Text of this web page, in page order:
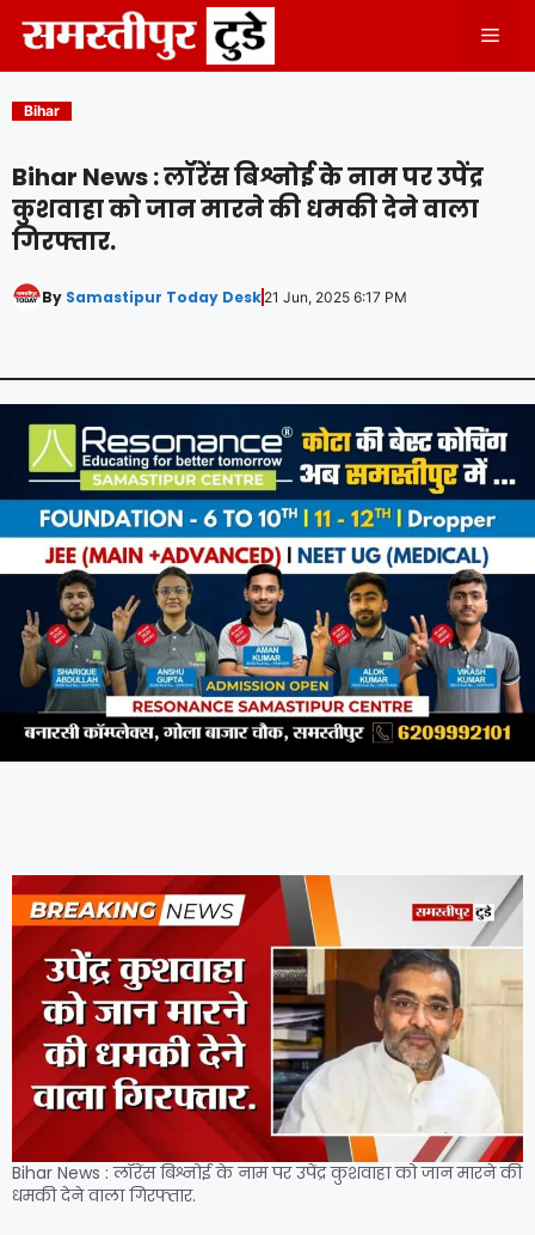
content
Bihar
Bihar News : लॉरेंस बिश्नोई के नाम पर उपेंद्र
कुशवाहा को जान मारने की धमकी देने वाला
गिरफ्तार.
By Samastipur Today Desk 21 Jun, 2025 6:17 PM
Bihar News : लॉरेंस बिश्नोई के नाम पर उपेंद्र कुशवाहा को जान मारने की
धमकी देने वाला गिरफ्तार.